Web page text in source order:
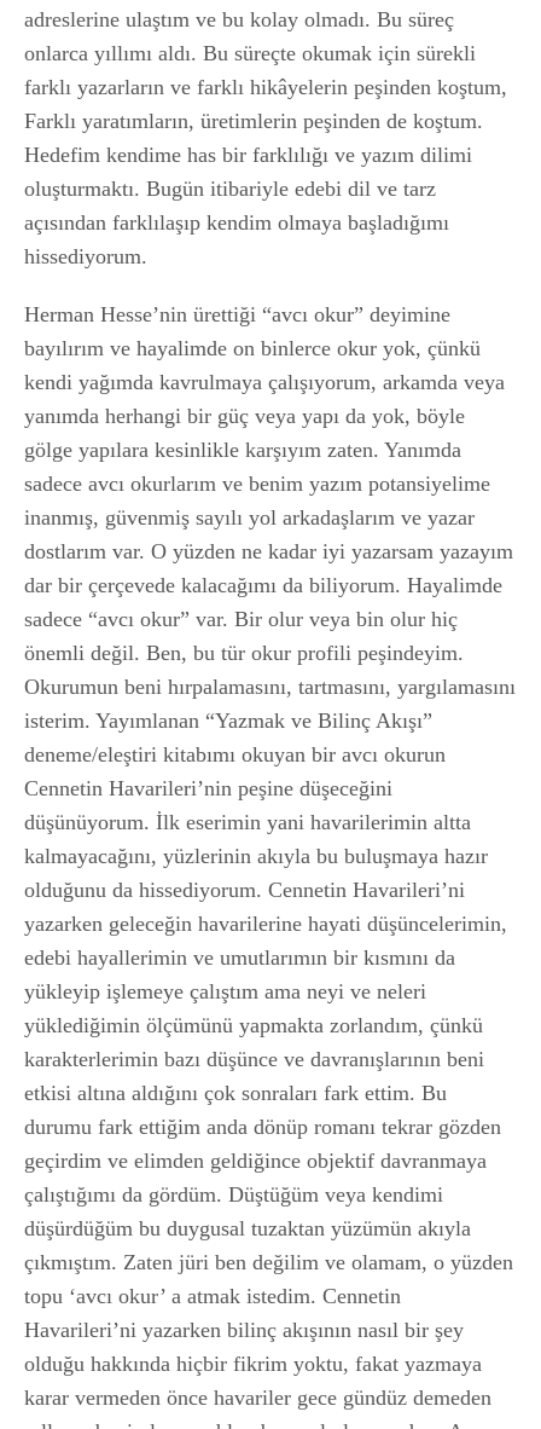
adreslerine ulaştım ve bu kolay olmadı. Bu süreç
onlarca yıllımı aldı. Bu süreçte okumak için sürekli
farklı yazarların ve farklı hikâyelerin peşinden koştum,
Farklı yaratımların, üretimlerin peşinden de koştum.
Hedefim kendime has bir farklılığı ve yazım dilimi
oluşturmaktı. Bugün itibariyle edebi dil ve tarz
açısından farklılaşıp kendim olmaya başladığımı
hissediyorum.
Herman Hesse’nin ürettiği “avcı okur” deyimine
bayılırım ve hayalimde on binlerce okur yok, çünkü
kendi yağımda kavrulmaya çalışıyorum, arkamda veya
yanımda herhangi bir güç veya yapı da yok, böyle
gölge yapılara kesinlikle karşıyım zaten. Yanımda
sadece avcı okurlarım ve benim yazım potansiyelime
inanmış, güvenmiş sayılı yol arkadaşlarım ve yazar
dostlarım var. O yüzden ne kadar iyi yazarsam yazayım
dar bir çerçevede kalacağımı da biliyorum. Hayalimde
sadece “avcı okur” var. Bir olur veya bin olur hiç
önemli değil. Ben, bu tür okur profili peşindeyim.
Okurumun beni hırpalamasını, tartmasını, yargılamasını
isterim. Yayımlanan “Yazmak ve Bilinç Akışı”
deneme/eleştiri kitabımı okuyan bir avcı okurun
Cennetin Havarileri’nin peşine düşeceğini
düşünüyorum. İlk eserimin yani havarilerimin altta
kalmayacağını, yüzlerinin akıyla bu buluşmaya hazır
olduğunu da hissediyorum. Cennetin Havarileri’ni
yazarken geleceğin havarilerine hayati düşüncelerimin,
edebi hayallerimin ve umutlarımın bir kısmını da
yükleyip işlemeye çalıştım ama neyi ve neleri
yüklediğimin ölçümünü yapmakta zorlandım, çünkü
karakterlerimin bazı düşünce ve davranışlarının beni
etkisi altına aldığını çok sonraları fark ettim. Bu
durumu fark ettiğim anda dönüp romanı tekrar gözden
geçirdim ve elimden geldiğince objektif davranmaya
çalıştığımı da gördüm. Düştüğüm veya kendimi
düşürdüğüm bu duygusal tuzaktan yüzümün akıyla
çıkmıştım. Zaten jüri ben değilim ve olamam, o yüzden
topu ‘avcı okur’ a atmak istedim. Cennetin
Havarileri’ni yazarken bilinç akışının nasıl bir şey
olduğu hakkında hiçbir fikrim yoktu, fakat yazmaya
karar vermeden önce havariler gece gündüz demeden